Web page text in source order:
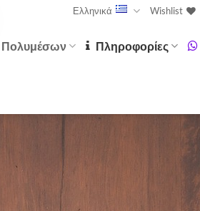
Ελληνικά Wishlist
Πολυμέσων Πληροφορίες